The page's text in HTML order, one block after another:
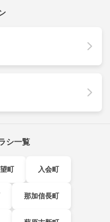
シ一覧
町 入会町
那加信長町